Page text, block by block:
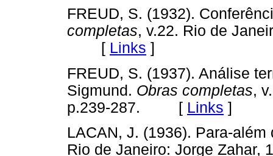
FREUD, S. (1932).
completas, v.22. Rio de
[ Links ]
FREUD, S. (1937). Análise
Sigmund. Obras completas,
p.239-287. [ Links ]
LACAN, J. (1936). Para-
Rio de Janeiro: Jorge